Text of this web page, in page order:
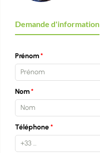
Demande d'information
Prénom
Nom
Téléphone